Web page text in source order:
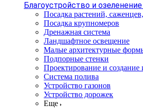
Благоустройство и озеленение
Посадка растений,
Посадка крупномеров
Дренажная система
Ландшафтное освещение
Малые архитектурные
Подпорные стенки
Проектирование и
Система полива
Устройство газонов
Устройство дорожек
Еще